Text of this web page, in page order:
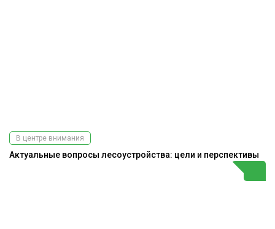
В центре внимания
Актуальные вопросы лесоустройства: цели и перспективы